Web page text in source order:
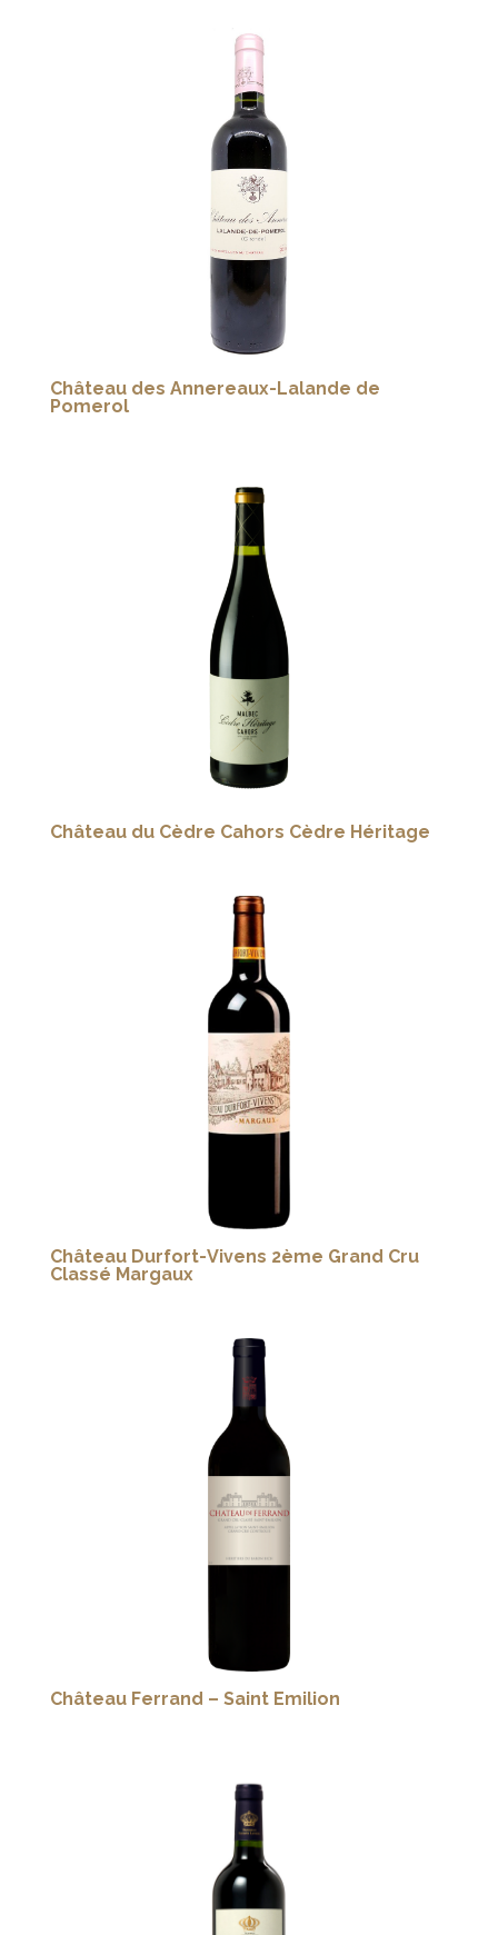
Château des Annereaux-Lalande de
Pomerol
Château du Cèdre Cahors Cèdre Héritage
Château Durfort-Vivens 2ème Grand Cru
Classé Margaux
Château Ferrand – Saint Emilion